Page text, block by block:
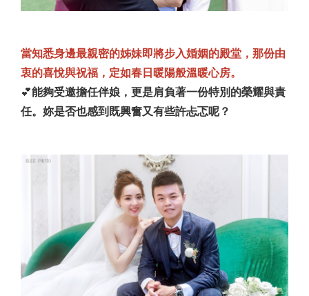
當知悉身邊最親密的姊妹即將步入婚姻的殿堂，那份由
衷的喜悅與祝福，定如春日暖陽般溫暖心房。
💕能夠受邀擔任伴娘，更是肩負著一份特別的榮耀與責
任。妳是否也感到既興奮又有些許忐忑呢？